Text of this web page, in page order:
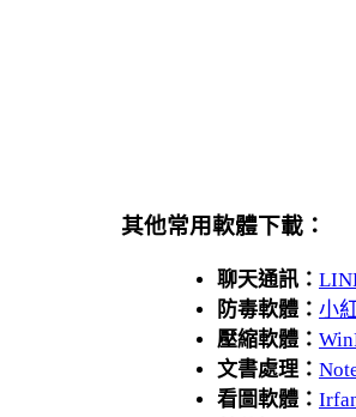
其他常用軟體下載：
聊天通訊：
防毒軟體： 小
壓縮軟體：
文書處理：
看圖軟體：